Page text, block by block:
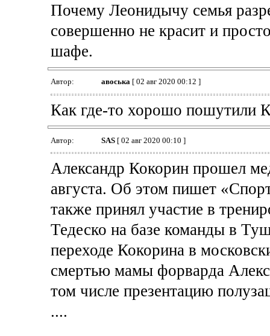
Почему Леонидычу семья
совершенно не красит и
шафе.
Автор: авоська[ 02 авг 2020 00:12 ]
Как где-то хорошо пошутили
Автор: SAS[ 02 авг 2020 00:10 ]
Александр Кокорин прошел
августа. Об этом пишет
также принял участие в
Тедеско на базе команды в
переходе Кокорина в
смертью мамы форварда
том числе презентацию
....